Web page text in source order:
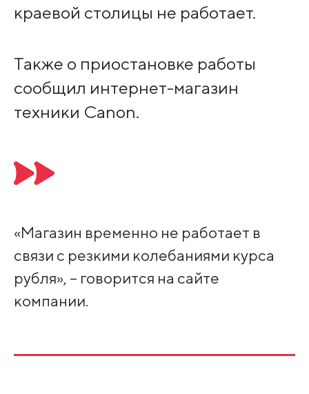
краевой столицы не работает.
Также о приостановке работы
сообщил интернет-магазин
техники Canon.
«Магазин временно не работает в
связи с резкими колебаниями курса
рубля», – говорится на сайте
компании.